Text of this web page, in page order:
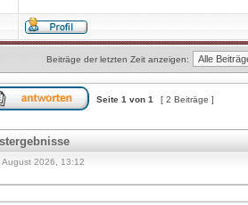
Beiträge der letzten Zeit anzeigen:
Seite 1 von 1 [ 2 Beiträge ]
2026, 13:12